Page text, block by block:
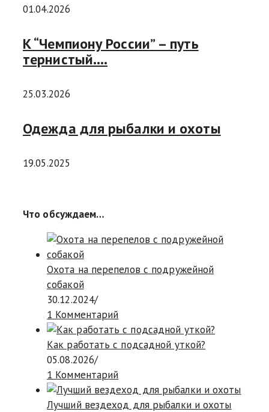
01.04.2026
К “Чемпиону России” – путь
тернистый….
25.03.2026
Одежда для рыбалки и охоты
19.05.2025
Что обсуждаем…
Охота на перепелов с подружейной
собакой
30.12.2024/
1 Комментарий
Как работать с подсадной уткой?
05.08.2026/
1 Комментарий
Лучший вездеход для рыбалки и охоты